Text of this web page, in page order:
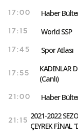
17:00 Haber
17:15 World SSP
17:45 Spor Atlası
17:55
KADINLAR
(Canlı)
21:00 Haber
21:15
2021-2022
ÇEYREK FİNAL